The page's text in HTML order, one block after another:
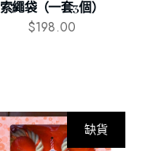
索繩袋（一套3個）
$198.00
缺貨